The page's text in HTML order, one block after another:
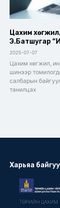
Цахим
Э.Батшугар
2025-07-07
Цахим хөгжил,
шинээр
салбарын
танилцах
Харьяа
ТӨРИЙН ЦАХИМ